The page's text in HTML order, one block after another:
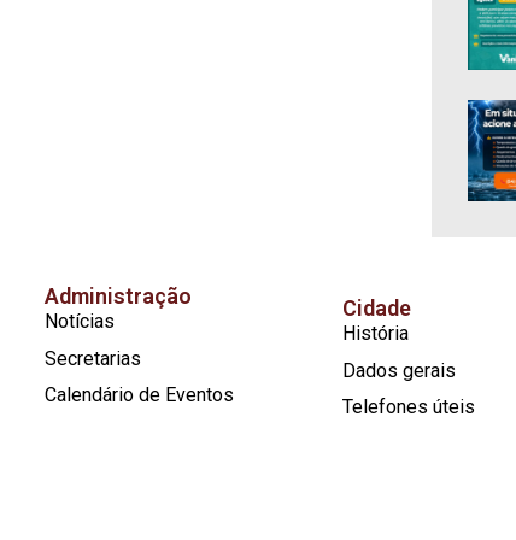
Administração
Notícias
Secretarias
Calendário de Eventos
Cidade
História
Dados gerais
Telefones úteis